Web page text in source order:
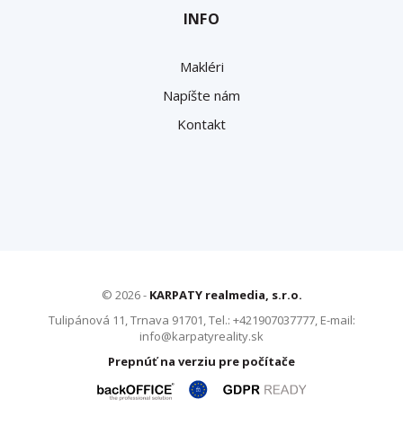
INFO
Makléri
Napíšte nám
Kontakt
© 2026 - KARPATY realmedia, s.r.o.
Tulipánová 11, Trnava 91701, Tel.: +421907037777, E-mail:
info@karpatyreality.sk
Prepnúť na verziu pre počítače